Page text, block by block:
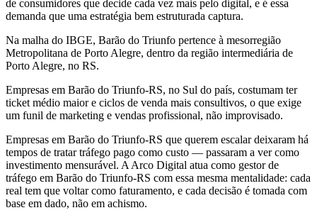
de consumidores que decide cada vez mais pelo digital, e é essa
demanda que uma estratégia bem estruturada captura.
Na malha do IBGE, Barão do Triunfo pertence à mesorregião
Metropolitana de Porto Alegre, dentro da região intermediária de
Porto Alegre, no RS.
Empresas em Barão do Triunfo-RS, no Sul do país, costumam ter
ticket médio maior e ciclos de venda mais consultivos, o que exige
um funil de marketing e vendas profissional, não improvisado.
Empresas em Barão do Triunfo-RS que querem escalar deixaram há
tempos de tratar tráfego pago como custo — passaram a ver como
investimento mensurável. A Arco Digital atua como gestor de
tráfego em Barão do Triunfo-RS com essa mesma mentalidade: cada
real tem que voltar como faturamento, e cada decisão é tomada com
base em dado, não em achismo.